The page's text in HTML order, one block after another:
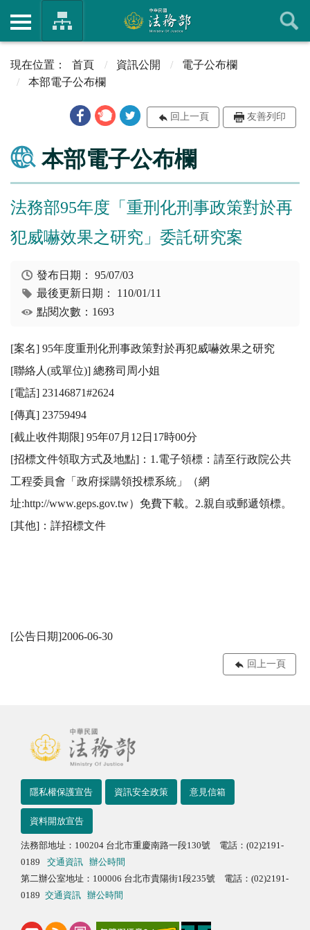
首頁 資訊公開
電子公布欄
本部電子公布欄
回上一頁 友善列印
本部電子公布欄
法務部95年度「重刑化刑事政策對於再
犯威嚇效果之研究」委託研究案
發布日期：95/07/03
最後更新日期： 110/01/11
點閱次數：1693
[案名] 95年度重刑化刑事政策對於再犯威嚇效果之研究
[聯絡人(或單位)] 總務司周小姐
[電話] 23146871#2624
[傳真] 23759494
[截止收件期限] 95年07月12日17時00分
[招標文件領取方式及地點]：1.電子領標：請至行政院公共
工程委員會「政府採購領投標系統」（網
址:http://www.geps.gov.tw）免費下載。2.親自或郵遞領標。
[其他]：詳招標文件
[公告日期]2006-06-30
回上一頁
隱私權保護宣告 資訊安全政策 意見信箱
資料開放宣告
法務部地址：100204 台北市重慶南路一段130號 電話：(02)2191-
0189
交通資訊
辦公時間
第二辦公室地址：100006 台北市貴陽街1段235號 電話：(02)2191-
0189 交通資訊 辦公時間